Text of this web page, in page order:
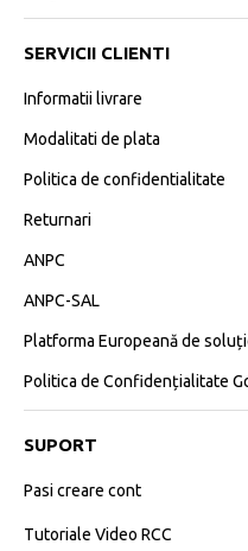
SERVICII CLIENTI
Informatii livrare
Modalitati de plata
Politica de confidentialitate
Returnari
ANPC
ANPC-SAL
Platforma Europeană de
Politica de Confidențialitate
SUPORT
Pasi creare cont
Tutoriale Video RCC